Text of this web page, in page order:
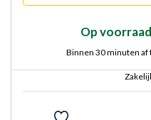
Op voorraad
Binnen 30 minuten af